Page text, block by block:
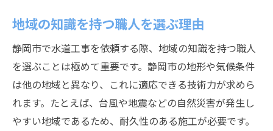
地域の知識を持つ職人を選ぶ理由
静岡市で水道工事を依頼する際、地域の知識を持つ職人
を選ぶことは極めて重要です。静岡市の地形や気候条件
は他の地域と異なり、これに適応できる技術力が求めら
れます。たとえば、台風や地震などの自然災害が発生し
やすい地域であるため、耐久性のある施工が必要です。